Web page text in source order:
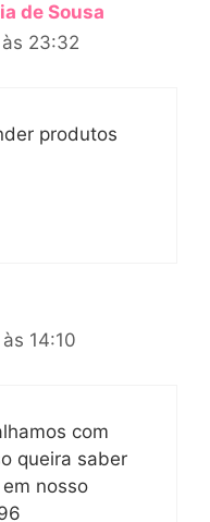
de Sousa
23:32
produtos
14:10
com
queira saber
nosso